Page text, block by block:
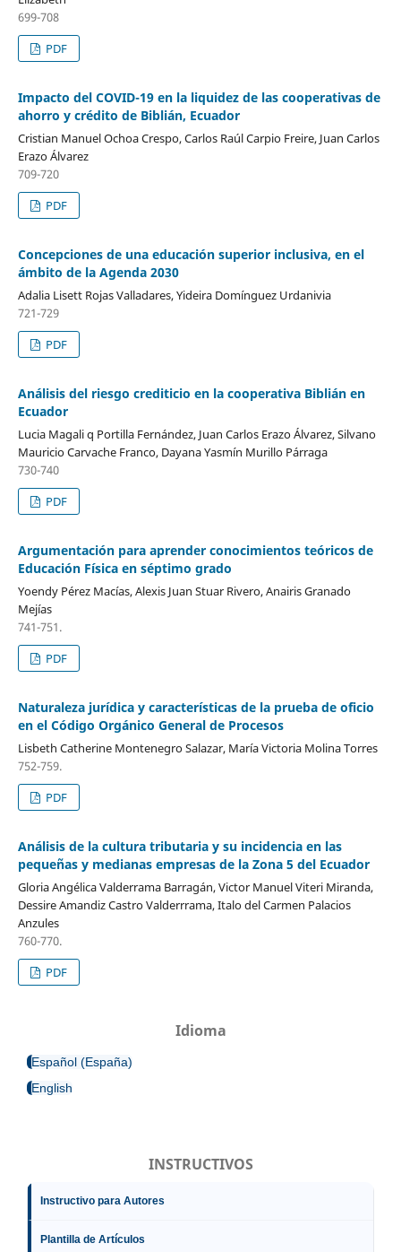
699-708
PDF
Impacto del COVID-19 en la liquidez de las cooperativas de
ahorro y crédito de Biblián, Ecuador
Cristian Manuel Ochoa Crespo, Carlos Raúl Carpio Freire, Juan Carlos
Erazo Álvarez
709-720
PDF
Concepciones de una educación superior inclusiva, en el
ámbito de la Agenda 2030
Adalia Lisett Rojas Valladares, Yideira Domínguez Urdanivia
721-729
PDF
Análisis del riesgo crediticio en la cooperativa Biblián en
Ecuador
Lucia Magali q Portilla Fernández, Juan Carlos Erazo Álvarez, Silvano
Mauricio Carvache Franco, Dayana Yasmín Murillo Párraga
730-740
PDF
Argumentación para aprender conocimientos teóricos de
Educación Física en séptimo grado
Yoendy Pérez Macías, Alexis Juan Stuar Rivero, Anairis Granado
Mejías
741-751.
PDF
Naturaleza jurídica y características de la prueba de oficio
en el Código Orgánico General de Procesos
Lisbeth Catherine Montenegro Salazar, María Victoria Molina Torres
752-759.
PDF
Análisis de la cultura tributaria y su incidencia en las
pequeñas y medianas empresas de la Zona 5 del Ecuador
Gloria Angélica Valderrama Barragán, Victor Manuel Viteri Miranda,
Dessire Amandiz Castro Valderrrama, Italo del Carmen Palacios
Anzules
760-770.
PDF
Idioma
Español (España)
English
INSTRUCTIVOS
Instructivo para Autores
Plantilla de Artículos